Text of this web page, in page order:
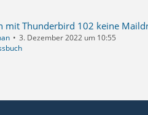
3. Dezember 2022 um 10:55